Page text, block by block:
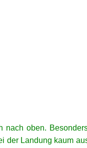
oben.
Landung kaum